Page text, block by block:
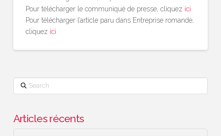
Pour télécharger le communiqué de presse, cliquez ici
Pour télécharger l’article paru dans Entreprise romande,
cliquez ici
Search
Articles récents